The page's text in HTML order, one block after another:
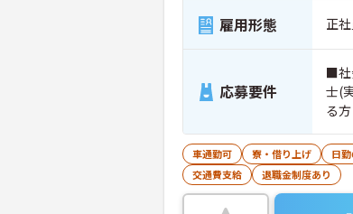
雇用形態 正
応募要件
■社
士(
る
を3
方
車通勤可 寮・借り上げ 日
交通費支給
退職金制度あり